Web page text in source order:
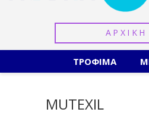
ΑΡΧΙΚΗ
ΤΡΟΦΙΜΑ
MUTEXIL